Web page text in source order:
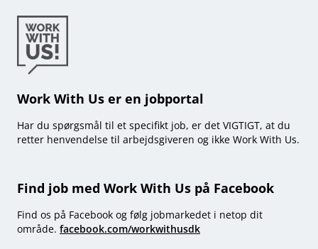
Work With Us er en jobportal
Har du spørgsmål til et specifikt job, er det VIGTIGT, at du
retter henvendelse til arbejdsgiveren og ikke Work With Us.
Find job med Work With Us på Facebook
Find os på Facebook og følg jobmarkedet i netop dit
område. facebook.com/workwithusdk